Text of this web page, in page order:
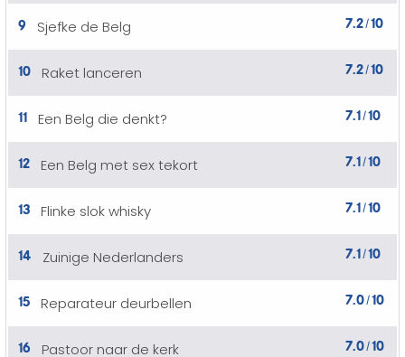
9 Sjefke de Belg 7.2/10
10 Raket lanceren 7.2/10
11 Een Belg die denkt? 7.1/10
12 Een Belg met sex tekort 7.1/10
13 Flinke slok whisky 7.1/10
14 Zuinige Nederlanders 7.1/10
15 Reparateur deurbellen 7.0/10
16 Pastoor naar de kerk 7.0/10